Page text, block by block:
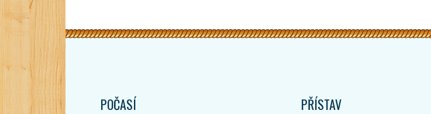
POČASÍ PŘÍSTAV